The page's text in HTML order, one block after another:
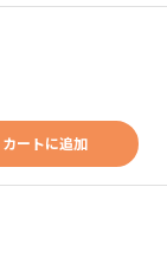
カートに追加